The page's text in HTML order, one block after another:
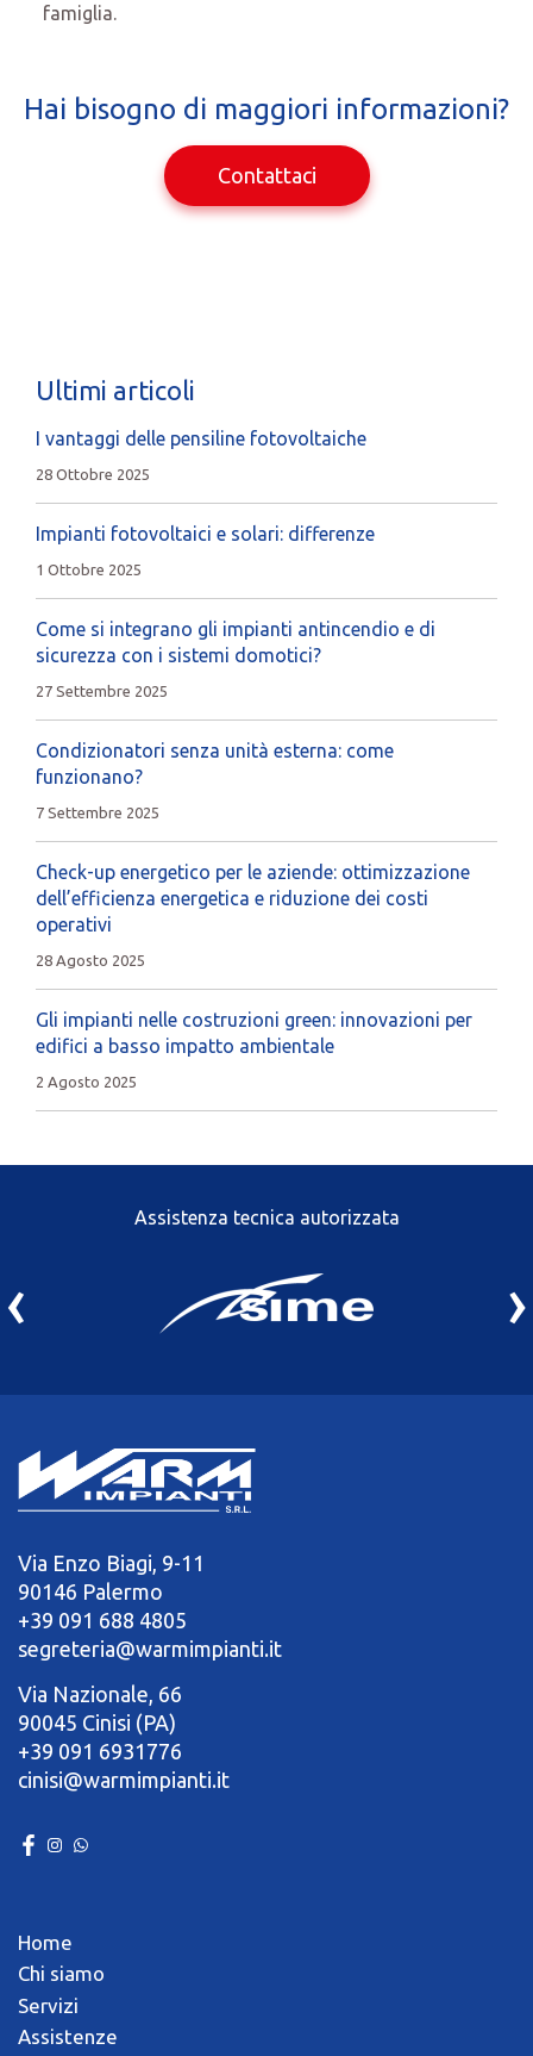
famiglia.
Hai bisogno di maggiori informazioni?
Contattaci
Ultimi articoli
I vantaggi delle pensiline fotovoltaiche
28 Ottobre 2025
Impianti fotovoltaici e solari: differenze
1 Ottobre 2025
Come si integrano gli impianti antincendio e di
sicurezza con i sistemi domotici?
27 Settembre 2025
Condizionatori senza unità esterna: come
funzionano?
7 Settembre 2025
Check-up energetico per le aziende: ottimizzazione
dell’efficienza energetica e riduzione dei costi
operativi
28 Agosto 2025
Gli impianti nelle costruzioni green: innovazioni per
edifici a basso impatto ambientale
2 Agosto 2025
Assistenza tecnica autorizzata
‹ ›
Via Enzo Biagi, 9-11
90146 Palermo
+39 091 688 4805
segreteria@warmimpianti.it
Via Nazionale, 66
90045 Cinisi (PA)
+39 091 6931776
cinisi@warmimpianti.it
Home
Chi siamo
Servizi
Assistenze